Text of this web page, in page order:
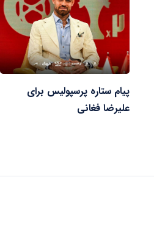
پیام ستاره پرسپولیس برای
علیرضا فغانی